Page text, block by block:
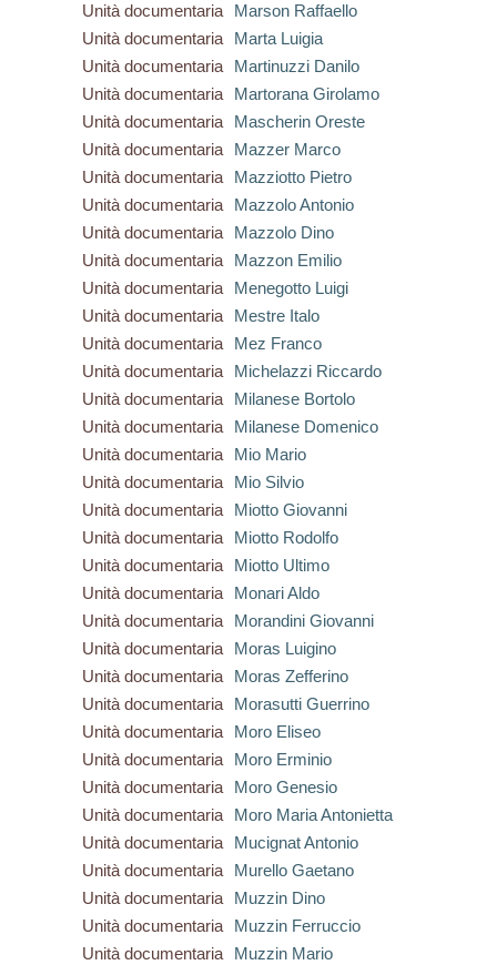
Unità documentaria
Marson Raffaello
Unità documentaria
Marta Luigia
Unità documentaria
Martinuzzi Danilo
Unità documentaria
Martorana Girolamo
Unità documentaria
Mascherin Oreste
Unità documentaria
Mazzer Marco
Unità documentaria
Mazziotto Pietro
Unità documentaria
Mazzolo Antonio
Unità documentaria
Mazzolo Dino
Unità documentaria
Mazzon Emilio
Unità documentaria
Menegotto Luigi
Unità documentaria
Mestre Italo
Unità documentaria
Mez Franco
Unità documentaria
Michelazzi Riccardo
Unità documentaria
Milanese Bortolo
Unità documentaria
Milanese Domenico
Unità documentaria
Mio Mario
Unità documentaria
Mio Silvio
Unità documentaria
Miotto Giovanni
Unità documentaria
Miotto Rodolfo
Unità documentaria
Miotto Ultimo
Unità documentaria
Monari Aldo
Unità documentaria
Morandini Giovanni
Unità documentaria
Moras Luigino
Unità documentaria
Moras Zefferino
Unità documentaria
Morasutti Guerrino
Unità documentaria
Moro Eliseo
Unità documentaria
Moro Erminio
Unità documentaria
Moro Genesio
Unità documentaria
Moro Maria Antonietta
Unità documentaria
Mucignat Antonio
Unità documentaria
Murello Gaetano
Unità documentaria
Muzzin Dino
Unità documentaria
Muzzin Ferruccio
Unità documentaria
Muzzin Mario